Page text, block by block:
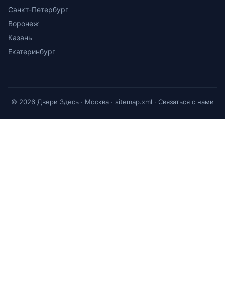
Санкт-Петербург
Воронеж
Казань
Екатеринбург
© 2026 Двери Здесь · Москва · sitemap.xml · Связаться с нами